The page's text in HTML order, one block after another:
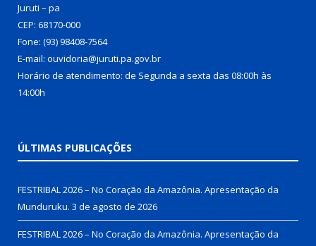
Juruti – pa
CEP: 68170-000
Fone: (93) 98408-7564
E-mail: ouvidoria@juruti.pa.gov.br
Horário de atendimento: de Segunda a sexta das 08:00h às
14:00h
ÚLTIMAS PUBLICAÇÕES
FESTRIBAL 2026 – No Coração da Amazônia. Apresentação da
Munduruku. 3 de agosto de 2026
FESTRIBAL 2026 – No Coração da Amazônia. Apresentação da